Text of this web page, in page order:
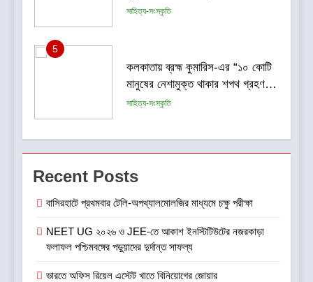
বিষয়ক মেগা ক্যাম্পেইন”-এর সূচনা
সাহিত্য-সংস্কৃতি
6
CenturyPly নিয়ে এল ‘Total
Cover’—প্লাইউডের ওপর ভারতের
প্রথম পূর্ণাঙ্গ ওয়ারেন্টি যা আসবাবপত্র
বাণিজ্য ও শেয়ারবাজার
7
শোরুমের শুভ উদ্বোধন করল বি. সরকার
বাণিজ্য ও শেয়ারবাজার
8
আন্তর্জাতিক খেতাবজয়ী ক্ষুদে দাবাড়ুদের
সম্বর্ধনা দিলো ডিব্যেন্দু বারুয়া চেস
Recent Posts
বাসিরহাটে প্রথমবার টেলি-অপথ্যালমোলজির মাধ্যমে চক্ষু পরীক্ষা
NEET UG ২০২৬ ও JEE-তে আকাশ ইনস্টিটিউটের নজরকাড়া
ফলাফল পশ্চিমবঙ্গের পড়ুয়াদের দুর্দান্ত সাফল্য
ভারতে অফিস রিয়েল এস্টেট খাতে বিনিয়োগের জোয়ার